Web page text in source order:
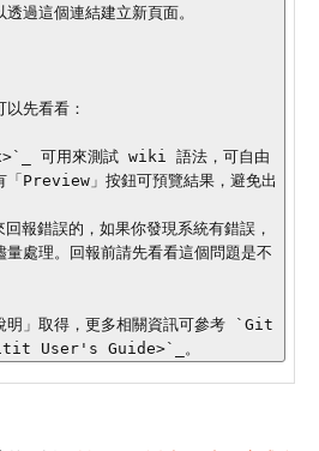
過這個連結建立新頁面。
先看看：
可用來測試 wiki 語法，可自由
「Preview」按鈕可預覽結果，避免出
錯誤的，如果你發現系統有錯誤，
處理。回報前請先看看這個問題是不
明」取得，更多相關資訊可參考 `Git